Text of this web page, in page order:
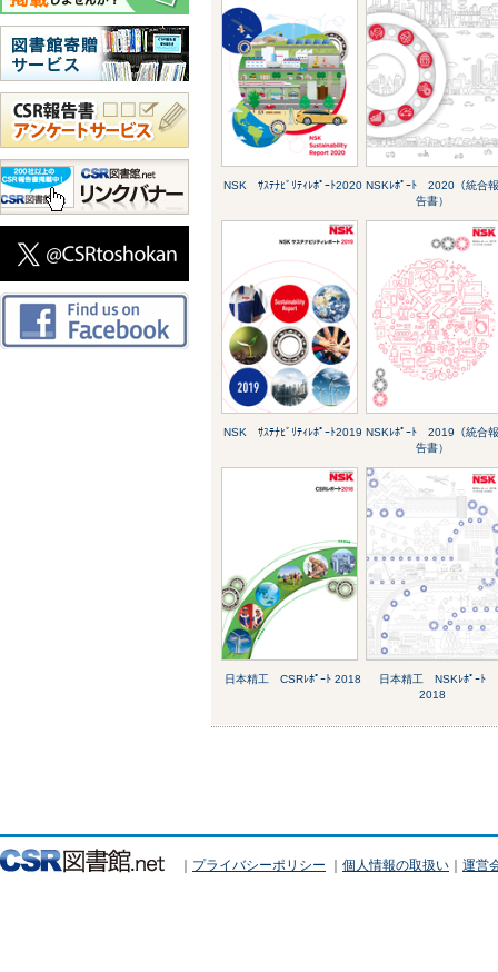
NSK ｻｽﾃﾅﾋﾞﾘﾃｨﾚﾎﾟｰﾄ2020 NSKﾚﾎﾟｰﾄ 2020（統合
告書）
NSK ｻｽﾃﾅﾋﾞﾘﾃｨﾚﾎﾟｰﾄ2019 NSKﾚﾎﾟｰﾄ 2019（統合
告書）
日本精工 CSRﾚﾎﾟｰﾄ 2018
日本精工 NSKﾚﾎﾟｰﾄ
2018
｜ プライバシーポリシー ｜ 個人情報の取扱い ｜ 運営